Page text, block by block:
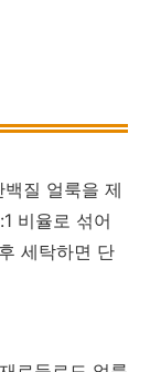
질 얼룩을 제
비율로 섞어
세탁하면 단